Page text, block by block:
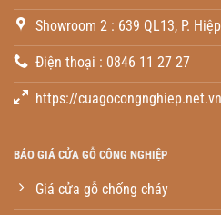
Showroom 2 : 639 QL13, P.
Điện thoại : 0846 11 27 27
https://cuagocongnghiep.net.vn
BÁO GIÁ CỬA GỖ CÔNG NGHIỆP
Giá cửa gỗ chống cháy